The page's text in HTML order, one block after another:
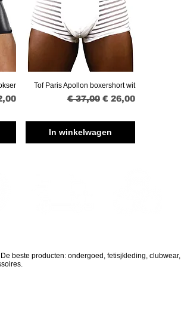
Snel overzicht
Tof Paris Apollon boxershort wit
Normale prijs
€ 37,00 Verkoopprijs
€ 26,00
In winkelwagen
beste producten: ondergoed, fetisjkleding, clubwear,